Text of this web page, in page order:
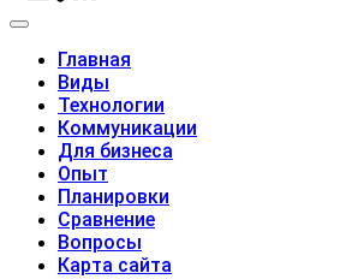
Главная
Виды
Технологии
Коммуникации
Для бизнеса
Опыт
Планировки
Сравнение
Вопросы
Карта сайта